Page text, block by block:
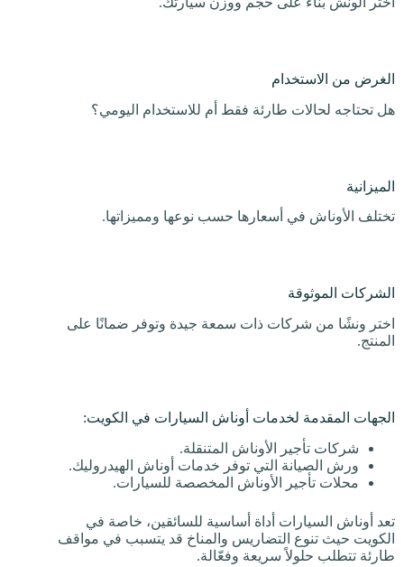
الغرض من الاستخدام
هل تحتاجه لحالات طارئة فقط أم للاستخدام اليومي؟
الميزانية
تختلف الأوناش في أسعارها حسب نوعها ومميزاتها.
الشركات الموثوقة
اختر ونشًا من شركات ذات سمعة جيدة وتوفر ضمانًا على
المنتج.
الجهات المقدمة لخدمات أوناش السيارات في الكويت:
شركات تأجير الأوناش المتنقلة.
ورش الصيانة التي توفر خدمات أوناش الهيدروليك.
محلات تأجير الأوناش المخصصة للسيارات.
تعد أوناش السيارات أداة أساسية للسائقين، خاصة في
الكويت حيث تنوع التضاريس والمناخ قد يتسبب في مواقف
طارئة تتطلب حلولاً سريعة وفعّالة.